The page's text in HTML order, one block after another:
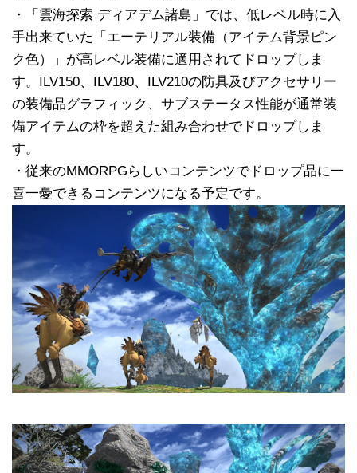
・「雲海探索 ディアデム諸島」では、低レベル時に入
手出来ていた「エーテリアル装備（アイテム背景ピン
ク色）」が高レベル装備に適用されてドロップしま
す。ILV150、ILV180、ILV210の防具及びアクセサリー
の装備品グラフィック、サブステータス性能が通常装
備アイテムの枠を超えた組み合わせでドロップしま
す。
・従来のMMORPGらしいコンテンツでドロップ品に一
喜一憂できるコンテンツになる予定です。